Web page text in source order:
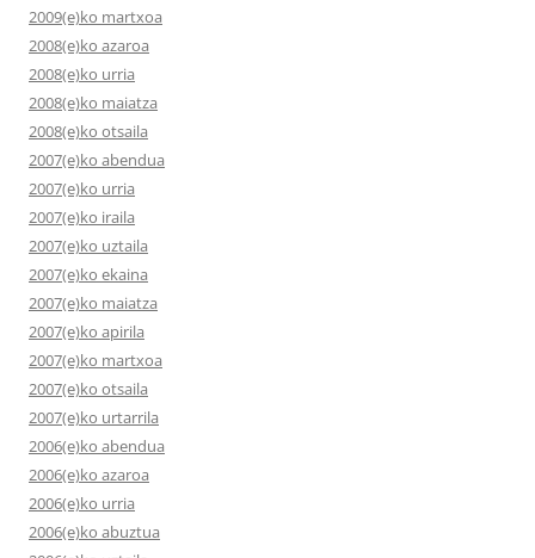
2009(e)ko martxoa
2008(e)ko azaroa
2008(e)ko urria
2008(e)ko maiatza
2008(e)ko otsaila
2007(e)ko abendua
2007(e)ko urria
2007(e)ko iraila
2007(e)ko uztaila
2007(e)ko ekaina
2007(e)ko maiatza
2007(e)ko apirila
2007(e)ko martxoa
2007(e)ko otsaila
2007(e)ko urtarrila
2006(e)ko abendua
2006(e)ko azaroa
2006(e)ko urria
2006(e)ko abuztua